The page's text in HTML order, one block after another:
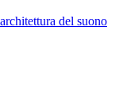
del suono